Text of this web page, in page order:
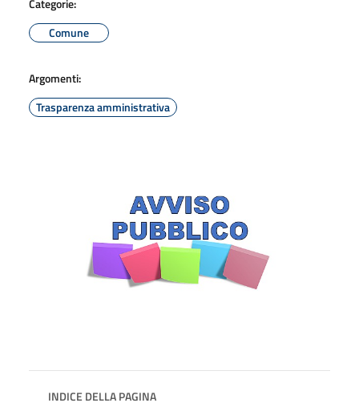
Comune
Argomenti:
Trasparenza amministrativa
INDICE DELLA PAGINA